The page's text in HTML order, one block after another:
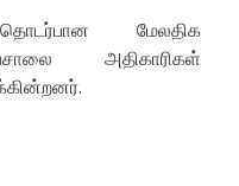
மேலதிக
அதிகாரிகள்